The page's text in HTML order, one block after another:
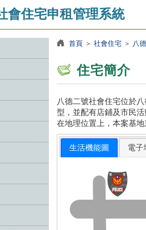
會住宅申租管理系統
首頁＞ 社會住宅＞ 八
住宅簡介
八德二號社會住宅位於
型，並配有店鋪及市民
在地理位置上，本案基
生活機能圖 電子